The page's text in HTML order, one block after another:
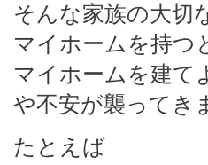
そんな家族の大切
マイホームを持つ
マイホームを建て
や不安が襲ってき
たとえば